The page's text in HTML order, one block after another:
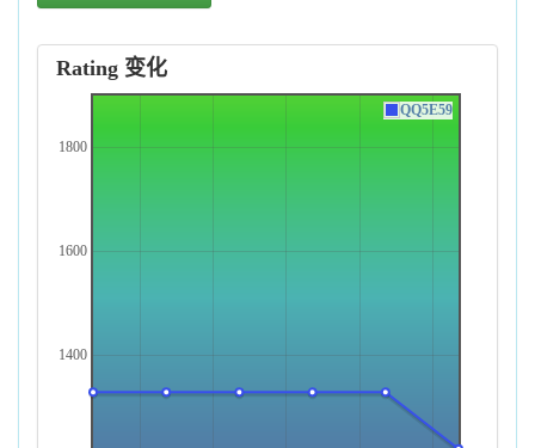
Rating 变化
1400
1600
1800
QQ5E59